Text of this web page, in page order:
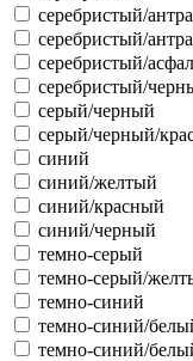
серебристый/
серебристый/
серебристый/
серебристый/
серый/черный
серый/черный/
синий
синий/желтый
синий/красный
синий/черный
темно-серый
темно-серый/
темно-синий
темно-синий/
темно-синий/